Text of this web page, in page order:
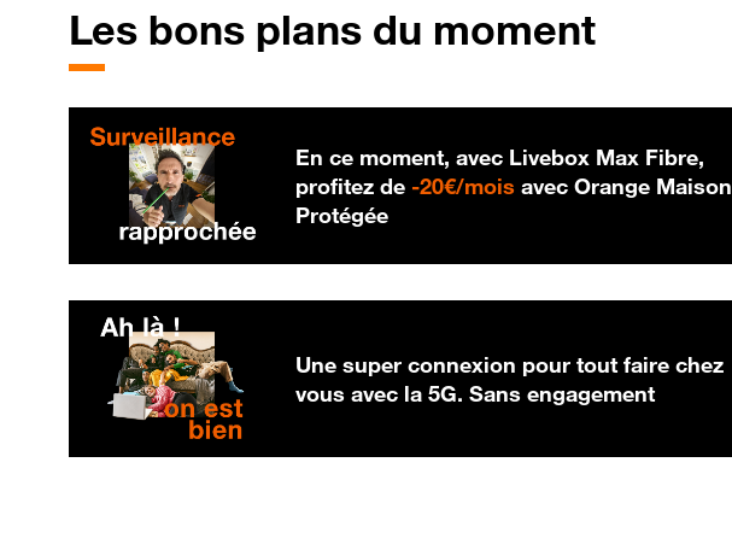
Les bons plans du moment
En ce moment, avec Livebox Max Fibre,
profitez de -20€/mois 20 € par mois
avec Orange Maison
Protégée
Une super connexion pour tout faire chez
vous avec la 5G. Sans engagement